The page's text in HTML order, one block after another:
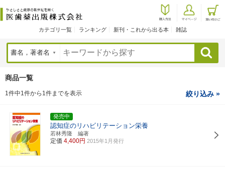
カテゴリ一覧 ランキング 新刊・これから出る本 雑誌
検索
商品一覧
1件中1件から1件までを表示 絞り込み »
発売中
認知症のリハビリテーション栄養
若林秀隆 編著
定価 4,400円 2015年1月発行